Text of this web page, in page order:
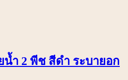
น้ำ 2 พีช สีดำ ระบายอก